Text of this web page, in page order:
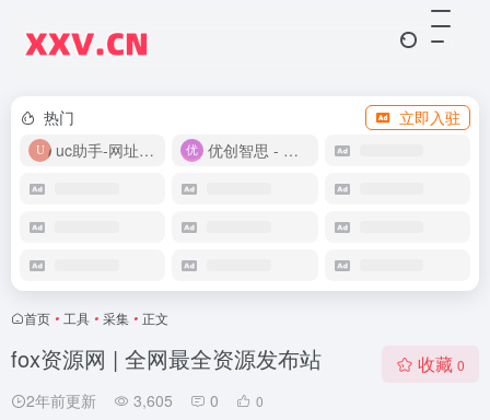
热门
立即入驻
uc助手-网址导航
优创智思 - 一站式 AI 智能创作平台
首页 • 工具 • 采集 • 正文
fox资源网 | 全网最全资源发布站
2年前更新 3,605 0 0
收藏 0